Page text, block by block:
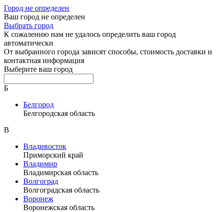
Город не определен
Ваш город не определен
Выбрать город
К сожалению нам не удалось определить ваш город
автоматически
От выбранного города зависят способы, стоимость доставки и
контактная информация
Выберите ваш город
Б
Белгород
Белгородская область
В
Владивосток
Приморский край
Владимир
Владимирская область
Волгоград
Волгоградская область
Воронеж
Воронежская область